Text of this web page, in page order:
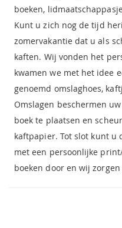
boeken,
Kunt u zich nog de tijd
zomervakantie dat u als
kaften. Wij vonden het
kwamen we met het idee
genoemd omslaghoes,
Omslagen beschermen
boek te plaatsen en
kaftpapier. Tot slot kunt u
met een persoonlijke
boeken door en wij